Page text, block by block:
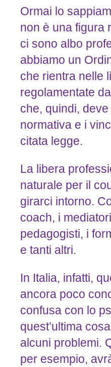
Ormai lo
non è una figura
ci sono albo
abbiamo un
che rientra nelle
regolamentate
che, quindi,
normativa e i
citata legge.
La libera
naturale per il
girarci intorno.
coach, i
pedagogisti, i
e tanti altri.
In Italia, infatti,
ancora poco
confusa con lo
quest’ultima
alcuni problemi.
per esempio,